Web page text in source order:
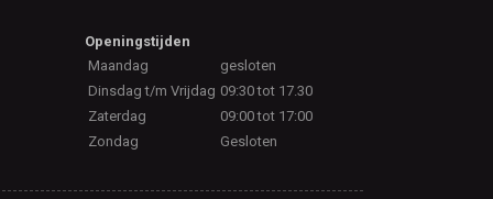
Openingstijden
Maandag
gesloten
Dinsdag t/m Vrijdag 09:30 tot 17.30
Zaterdag
09:00 tot 17:00
Zondag
Gesloten